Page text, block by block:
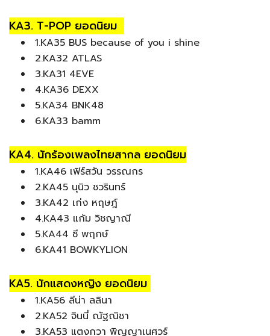
KA3. T-POP ยอดนิยม
1.KA35 BUS because of you i shine
2.KA32 ATLAS
3.KA31 4EVE
4.KA36 DEXX
5.KA34 BNK48
6.KA33 bamm
KA4. นักร้องเพลงไทยสากล ยอดนิยม
1.KA46 เฟิร์สวัน วรรณกร
2.KA45 นุนิว ชวรินทร์
3.KA42 เก่ง หฤษฎ์
4.KA43 แก้ม วิชญาณี
5.KA44 ซี พฤกษ์
6.KA41 BOWKYLION
KA5. นักแสดงหญิง ยอดนิยม
1.KA56 ลีน่า ลลินา
2.KA52 จินนี่ ณัฐณิชา
3.KA53 แตงกวา พิญญาเนศวร์